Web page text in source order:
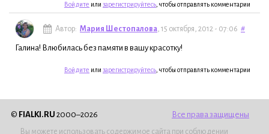
Войдите или зарегистрируйтесь , чтобы отправлять комментарии
Автор: Мария Шестопалова , 15 октября, 2012 - 07:06 #
Галина! Влюбилась без памяти в вашу красотку!
Войдите или зарегистрируйтесь , чтобы отправлять комментарии
© FIALKI.RU 2000–2026 Все права защищены
Вы можете использовать содержимое сайта при соблюдении